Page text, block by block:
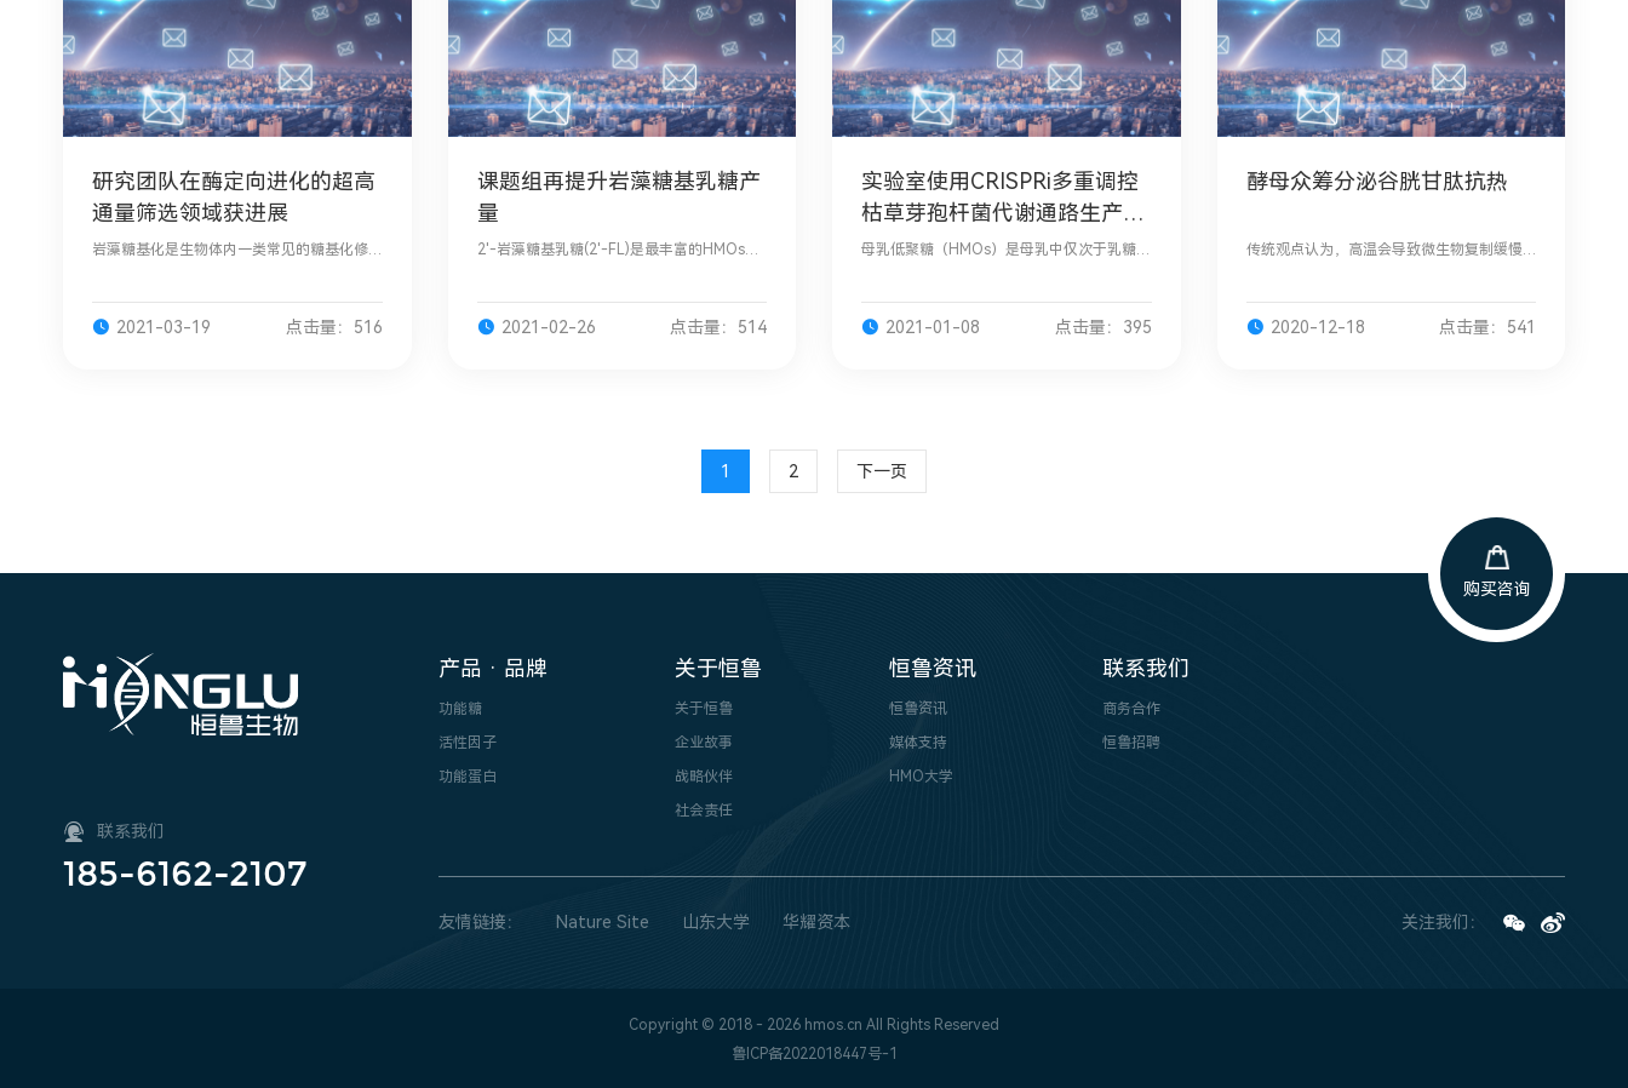
研究团队在酶定向进化的超高
通量筛选领域获进展
岩藻糖基化是生物体内一类常见的糖基化修
含岩藻糖的糖链结构不仅可以作为肿瘤诊断
的关键分
2021-03-19 点击量：516
课题组再提升岩藻糖基乳糖产
量
2'-岩藻糖基乳糖(2'-FL)是最丰富的HMOs组
效、安全生产
2021-02-26 点击量：514
实验室使用CRISPRi多重调控
枯草芽孢杆菌代谢通路生产乳
糖-N-新四糖
母乳低聚糖（HMOs）是母乳中仅次于乳糖和
理局和欧盟批准为食品添加剂。LNnT可
2021-01-08 点击量：395
酵母众筹分泌谷胱甘肽抗热
传统观点认为，高温会导致微生物复制缓慢
蛋白质，如果它不能在对抗这些高温损害，
便会死亡
2020-12-18 点击量：541
1 2 下一页
购买咨询
联系我们
185-6162-2107
产品 · 品牌
功能糖
活性因子
功能蛋白
关于恒鲁
关于恒鲁
企业故事
战略伙伴
社会责任
恒鲁资讯
恒鲁资讯
媒体支持
HMO大学
联系我们
商务合作
恒鲁招聘
友情链接： Nature Site 山东大学 华耀资本 关注我们：
Copyright © 2018 - 2026 hmos.cn All Rights Reserved
鲁ICP备2022018447号-1